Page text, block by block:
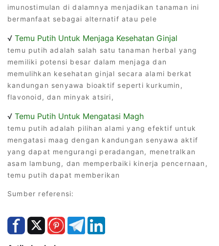
imunostimulan di dalamnya menjadikan tanaman ini
bermanfaat sebagai alternatif atau pele
√ Temu Putih Untuk Menjaga Kesehatan Ginjal
temu putih adalah salah satu tanaman herbal yang
memiliki potensi besar dalam menjaga dan
memulihkan kesehatan ginjal secara alami berkat
kandungan senyawa bioaktif seperti kurkumin,
flavonoid, dan minyak atsiri,
√ Temu Putih Untuk Mengatasi Magh
temu putih adalah pilihan alami yang efektif untuk
mengatasi maag dengan kandungan senyawa aktif
yang dapat mengurangi peradangan, menetralkan
asam lambung, dan memperbaiki kinerja pencernaan,
temu putih dapat memberikan
Sumber referensi: